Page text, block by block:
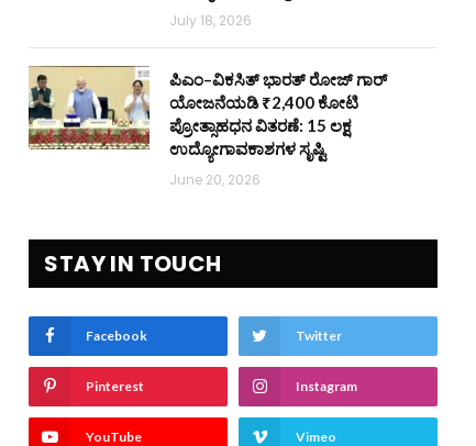
July 18, 2026
ಪಿಎಂ–ವಿಕಸಿತ್ ಭಾರತ್ ರೋಜ್‌ ಗಾರ್
ಯೋಜನೆಯಡಿ ₹2,400 ಕೋಟಿ
ಪ್ರೋತ್ಸಾಹಧನ ವಿತರಣೆ: 15 ಲಕ್ಷ
ಉದ್ಯೋಗಾವಕಾಶಗಳ ಸೃಷ್ಟಿ
June 20, 2026
STAY IN TOUCH
Facebook Twitter
Pinterest Instagram
YouTube Vimeo